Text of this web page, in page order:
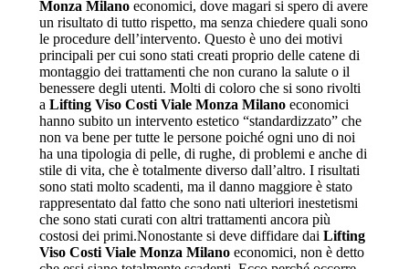
Monza Milanoeconomici, dove magari si spero di avere
un risultato di tutto rispetto, ma senza chiedere quali sono
le procedure dell’intervento. Questo è uno dei motivi
principali per cui sono stati creati proprio delle catene di
montaggio dei trattamenti che non curano la salute o il
benessere degli utenti. Molti di coloro che si sono rivolti
a Lifting Viso Costi Viale Monza Milanoeconomici
hanno subito un intervento estetico “standardizzato” che
non va bene per tutte le persone poiché ogni uno di noi
ha una tipologia di pelle, di rughe, di problemi e anche di
stile di vita, che è totalmente diverso dall’altro. I risultati
sono stati molto scadenti, ma il danno maggiore è stato
rappresentato dal fatto che sono nati ulteriori inestetismi
che sono stati curati con altri trattamenti ancora più
costosi dei primi.Nonostante si deve diffidare dai Lifting
Viso Costi Viale Monza Milanoeconomici, non è detto